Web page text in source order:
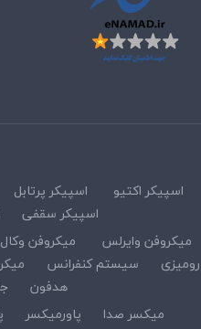
اسپیکر اکتیو اسپیکر پرتابل
اسپیکر سقفی
میکروفن وایرلس
میکروفن وکال
رومیزی
سیستم کنفرانس
هدفون
میکسر صدا
پاورمیکسر